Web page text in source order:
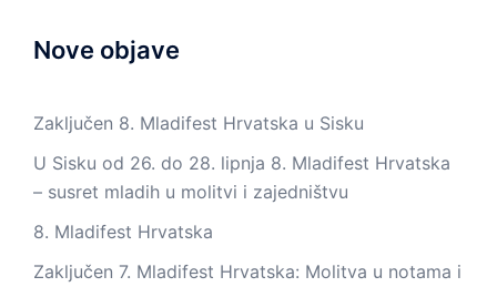
Nove objave
Zaključen 8. Mladifest Hrvatska u Sisku
U Sisku od 26. do 28. lipnja 8. Mladifest Hrvatska
– susret mladih u molitvi i zajedništvu
8. Mladifest Hrvatska
Zaključen 7. Mladifest Hrvatska: Molitva u notama i